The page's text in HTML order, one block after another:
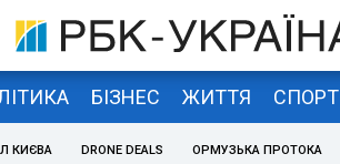
БІЗНЕС ЖИТТЯ СПОРТ
КИЄВА DRONE DEALS ОРМУЗЬКА ПРОТОКА